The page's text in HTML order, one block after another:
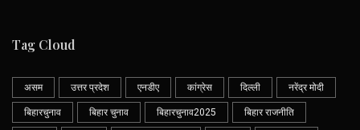
Tag Cloud
असम उत्तर प्रदेश एनडीए कांग्रेस दिल्ली नरेंद्र मोदी
बिहारचुनाव बिहार चुनाव बिहारचुनाव2025 बिहार राजनीति